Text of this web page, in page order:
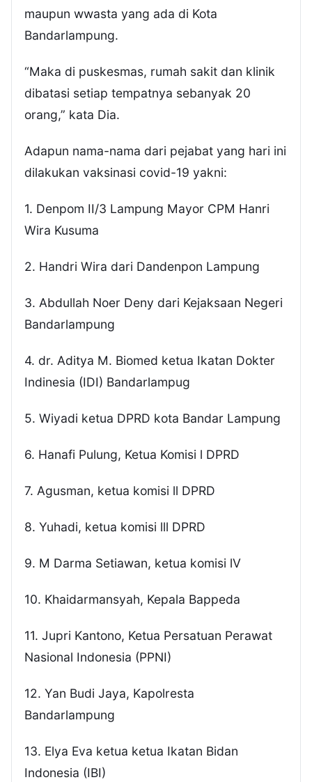
maupun wwasta yang ada di Kota
Bandarlampung.
“Maka di puskesmas, rumah sakit dan klinik
dibatasi setiap tempatnya sebanyak 20
orang,” kata Dia.
Adapun nama-nama dari pejabat yang hari ini
dilakukan vaksinasi covid-19 yakni:
1. Denpom II/3 Lampung Mayor CPM Hanri
Wira Kusuma
2. Handri Wira dari Dandenpon Lampung
3. Abdullah Noer Deny dari Kejaksaan Negeri
Bandarlampung
4. dr. Aditya M. Biomed ketua Ikatan Dokter
Indinesia (IDI) Bandarlampug
5. Wiyadi ketua DPRD kota Bandar Lampung
6. Hanafi Pulung, Ketua Komisi l DPRD
7. Agusman, ketua komisi ll DPRD
8. Yuhadi, ketua komisi lll DPRD
9. M Darma Setiawan, ketua komisi lV
10. Khaidarmansyah, Kepala Bappeda
11. Jupri Kantono, Ketua Persatuan Perawat
Nasional Indonesia (PPNI)
12. Yan Budi Jaya, Kapolresta
Bandarlampung
13. Elya Eva ketua ketua Ikatan Bidan
Indonesia (IBI)